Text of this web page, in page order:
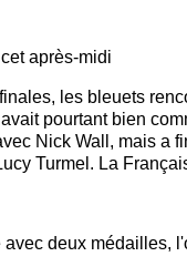
après-midi
les bleuets
pourtant bien
Nick Wall, mais a
Turmel. La
deux médailles,